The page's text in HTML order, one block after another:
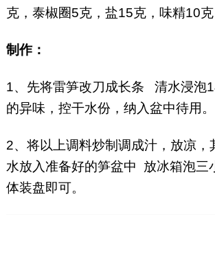
克，泰椒圈5克，盐15克，味精10克
制作：
1、先将雷笋改刀成长条 清水浸泡
的异味，控干水份，纳入盆中待用。
2、将以上调料炒制调成汁，放凉，
水放入准备好的笋盆中 放冰箱泡三
体装盘即可。